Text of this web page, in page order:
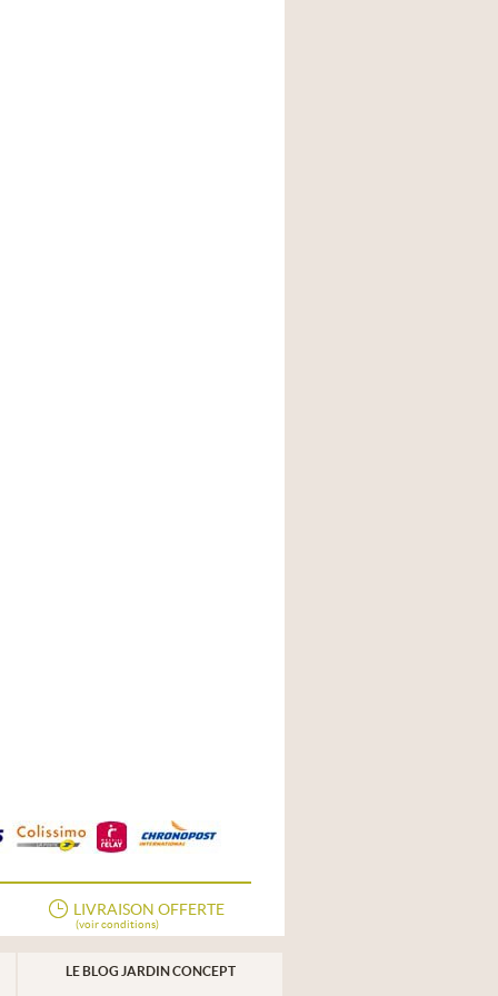
LIVRAISON OFFERTE
(voir conditions)
LE BLOG JARDIN CONCEPT